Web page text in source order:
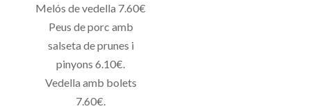
Melós de vedella 7.60€
Peus de porc amb
salseta de prunes i
pinyons 6.10€.
Vedella amb bolets
7.60€.